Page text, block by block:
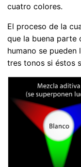
cuatro colores.
El proceso de la
que la buena parte
humano se
tres tonos si éstos